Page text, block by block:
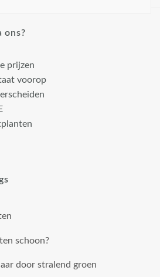
ons?
prijzen
voorop
schoon?
door stralend groen